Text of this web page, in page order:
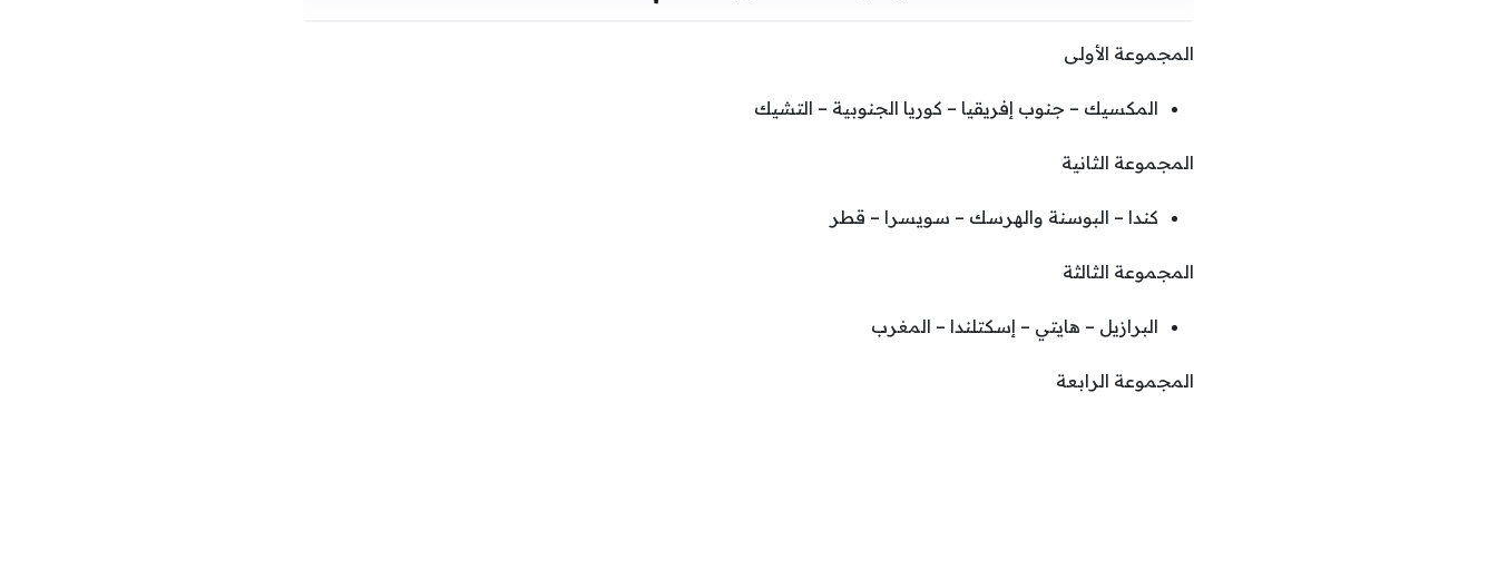
المجموعة الأولى
المكسيك – جنوب إفريقيا – كوريا الجنوبية – التشيك
المجموعة الثانية
كندا – البوسنة والهرسك – سويسرا – قطر
المجموعة الثالثة
البرازيل – هايتي – إسكتلندا – المغرب
المجموعة الرابعة